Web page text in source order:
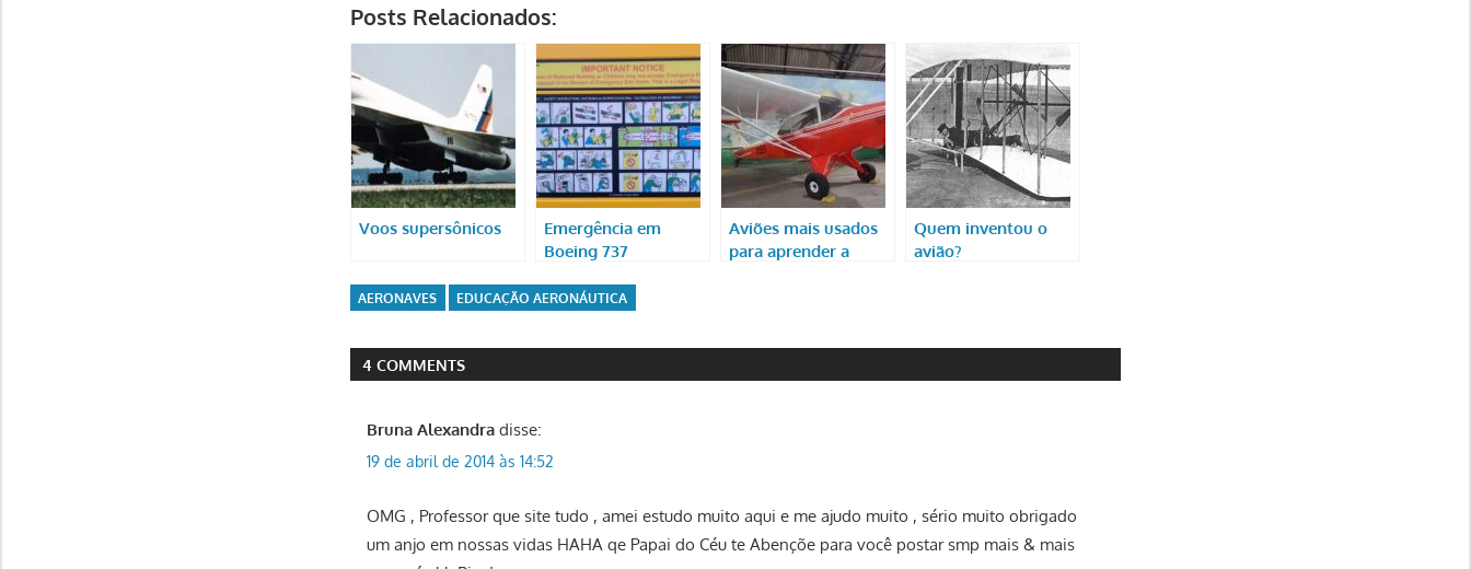
Posts Relacionados:
Voos supersônicos
Emergência em
Boeing 737
Aviões mais usados
para aprender a
Quem inventou o
avião?
AERONAVES EDUCAÇÃO AERONÁUTICA
4 COMMENTS
Bruna Alexandra disse:
19 de abril de 2014 às 14:52
OMG , Professor que site tudo , amei estudo muito aqui e me ajudo muito , sério muito obrigado
um anjo em nossas vidas HAHA qe Papai do Céu te Abençõe para você postar smp mais & mais